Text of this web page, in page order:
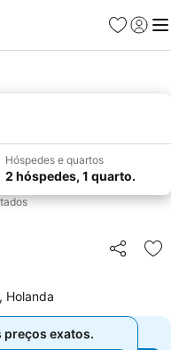
Favoritos
Iniciar
Hóspedes e quartos
2 hóspedes, 1 quarto.
Partilhar
Holanda
preços exatos.
preços exatos.